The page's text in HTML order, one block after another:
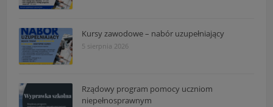
Kursy zawodowe – nabór uzupełniający
5 sierpnia 2026
Rządowy program pomocy uczniom
niepełnosprawnym